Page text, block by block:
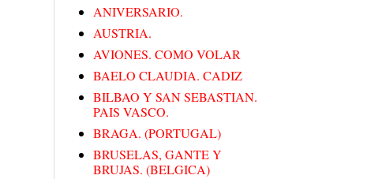
ANIVERSARIO.
AUSTRIA.
AVIONES. COMO VOLAR
BAELO CLAUDIA. CADIZ
BILBAO Y SAN SEBASTIAN.
PAIS VASCO.
BRAGA. (PORTUGAL)
BRUSELAS, GANTE Y
BRUJAS. (BELGICA)